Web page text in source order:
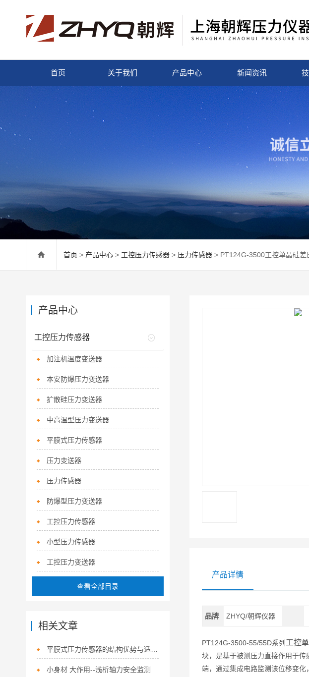
首页 关于我们 产品中心 新闻资讯
首页 > 产品中心 > 工控压力传感器 > 压力传感器 > PT124G-3500工控单晶硅差
产品详情
品牌 ZHYQ/朝辉仪器
PT124G-3500-55/55D系列 工控
块，是基于被测压力直接作用于
端，通过集成电路监测该位移变化
产品中心
工控压力传感器
加注机温度变送器
本安防爆压力变送器
扩散硅压力变送器
中高温型压力变送器
平膜式压力传感器
压力变送器
压力传感器
防爆型压力变送器
工控压力传感器
小型压力传感器
工控压力变送器
查看全部目录
相关文章
平膜式压力传感器的结构优势与适用场景
小身材 大作用--浅析轴力安全监测